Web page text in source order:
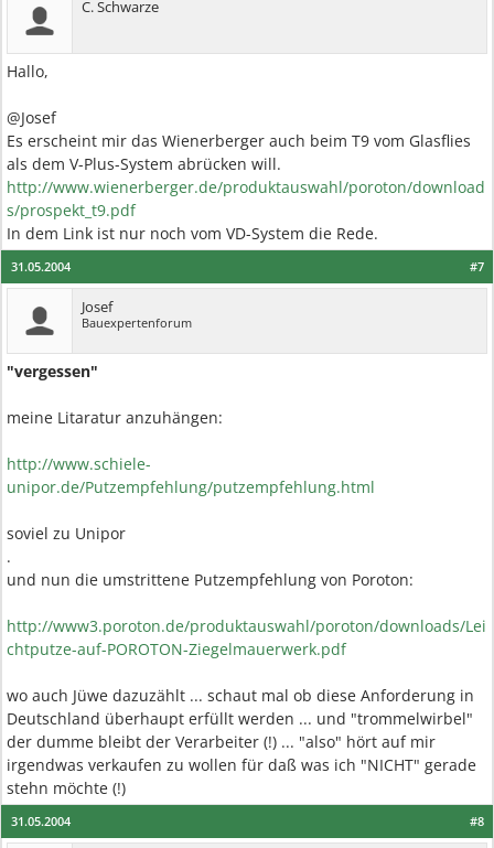
C. Schwarze
Hallo,
@Josef
Es erscheint mir das Wienerberger auch beim T9 vom Glasflies
als dem V-Plus-System abrücken will.
http://www.wienerberger.de/produktauswahl/poroton/download
s/prospekt_t9.pdf
In dem Link ist nur noch vom VD-System die Rede.
#7
31.05.2004
Josef
Bauexpertenforum
"vergessen"
meine Litaratur anzuhängen:
http://www.schiele-
unipor.de/Putzempfehlung/putzempfehlung.html
soviel zu Unipor
.
und nun die umstrittene Putzempfehlung von Poroton:
http://www3.poroton.de/produktauswahl/poroton/downloads/Lei
chtputze-auf-POROTON-Ziegelmauerwerk.pdf
wo auch Jüwe dazuzählt ... schaut mal ob diese Anforderung in
Deutschland überhaupt erfüllt werden ... und "trommelwirbel"
der dumme bleibt der Verarbeiter (!) ... "also" hört auf mir
irgendwas verkaufen zu wollen für daß was ich "NICHT" gerade
stehn möchte (!)
#8
31.05.2004